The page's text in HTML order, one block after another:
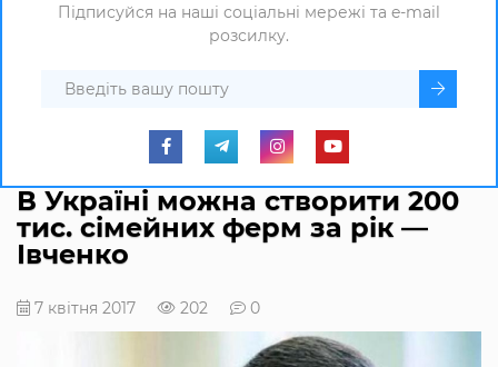
Підписуйся на наші соціальні мережі та e-mail
розсилку.
В Україні можна створити 200
тис. сімейних ферм за рік —
Івченко
7 квітня 2017 202 0